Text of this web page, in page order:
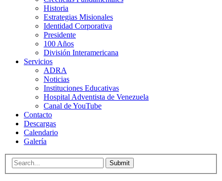
Historia
Estrategias Misionales
Identidad Corporativa
Presidente
100 Años
División Interamericana
Servicios
ADRA
Noticias
Instituciones Educativas
Hospital Adventista de Venezuela
Canal de YouTube
Contacto
Descargas
Calendario
Galería
Submit